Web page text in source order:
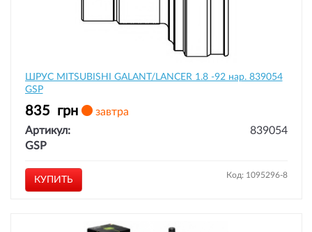
ШРУС MITSUBISHI GALANT/LANCER 1.8 -92 нар. 839054
GSP
835 грн
завтра
Артикул:
839054
GSP
КУПИТЬ Код: 1095296-8